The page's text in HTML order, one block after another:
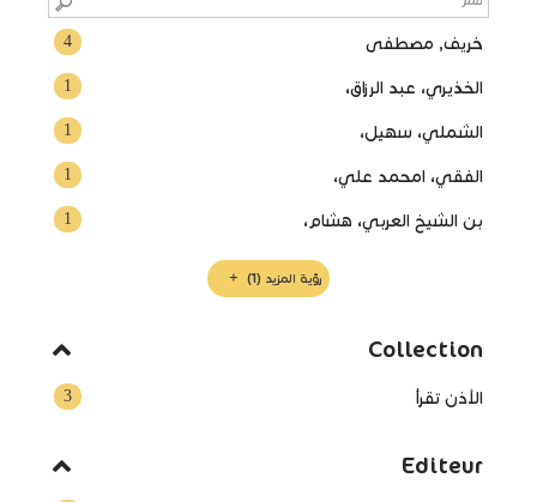
4 خريف, مصطفى
1 الخذيري، عبد الرزاق،
1 الشملي، سهيل،
1 الفقي، امحمد علي،
1 بن الشيخ العربي، هشام،
رؤية المزيد
Collection
3 الأذن تقرأ
Editeur